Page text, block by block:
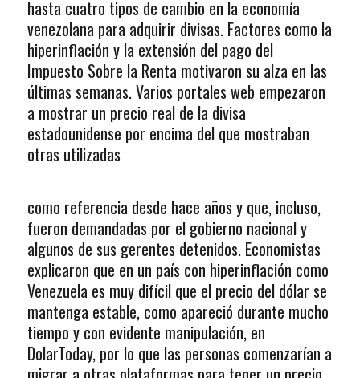
hasta cuatro tipos de cambio en la economía
venezolana para adquirir divisas. Factores como la
hiperinflación y la extensión del pago del
Impuesto Sobre la Renta motivaron su alza en las
últimas semanas. Varios portales web empezaron
a mostrar un precio real de la divisa
estadounidense por encima del que mostraban
otras utilizadas
como referencia desde hace años y que, incluso,
fueron demandadas por el gobierno nacional y
algunos de sus gerentes detenidos. Economistas
explicaron que en un país con hiperinflación como
Venezuela es muy difícil que el precio del dólar se
mantenga estable, como apareció durante mucho
tiempo y con evidente manipulación, en
DolarToday, por lo que las personas comenzarían a